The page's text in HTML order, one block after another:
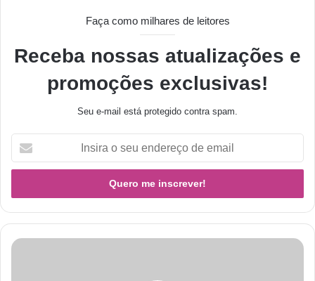
Faça como milhares de leitores
Receba nossas atualizações e
promoções exclusivas!
Seu e-mail está protegido contra spam.